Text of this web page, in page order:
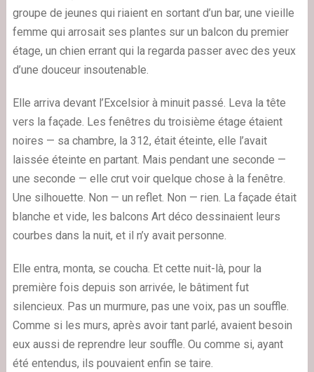
groupe de jeunes qui riaient en sortant d’un bar, une vieille
femme qui arrosait ses plantes sur un balcon du premier
étage, un chien errant qui la regarda passer avec des yeux
d’une douceur insoutenable.
Elle arriva devant l’Excelsior à minuit passé. Leva la tête
vers la façade. Les fenêtres du troisième étage étaient
noires — sa chambre, la 312, était éteinte, elle l’avait
laissée éteinte en partant. Mais pendant une seconde —
une seconde — elle crut voir quelque chose à la fenêtre.
Une silhouette. Non — un reflet. Non — rien. La façade était
blanche et vide, les balcons Art déco dessinaient leurs
courbes dans la nuit, et il n’y avait personne.
Elle entra, monta, se coucha. Et cette nuit-là, pour la
première fois depuis son arrivée, le bâtiment fut
silencieux. Pas un murmure, pas une voix, pas un souffle.
Comme si les murs, après avoir tant parlé, avaient besoin
eux aussi de reprendre leur souffle. Ou comme si, ayant
été entendus, ils pouvaient enfin se taire.